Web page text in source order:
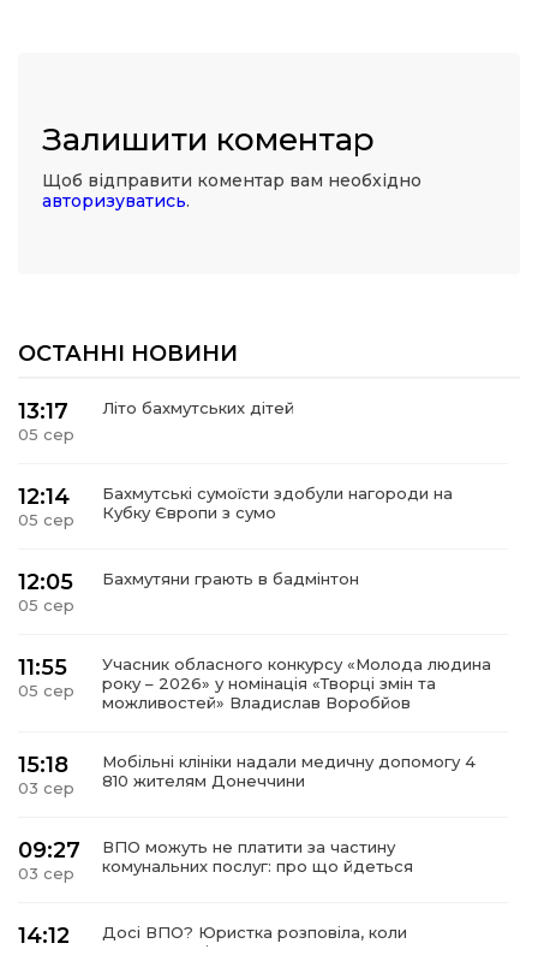
Залишити коментар
Щоб відправити коментар вам необхідно
авторизуватись.
ОСТАННІ НОВИНИ
13:17
05 сер
Літо бахмутських дітей
12:14
05 сер
Бахмутські сумоїсти здобули нагороди на
Кубку Європи з сумо
12:05
05 сер
Бахмутяни грають в бадмінтон
11:55
05 сер
Учасник обласного конкурсу «Молода людина
року – 2026» у номінація «Творці змін та
можливостей» Владислав Воробйов
15:18
03 сер
Мобільні клініки надали медичну допомогу 4
810 жителям Донеччини
09:27
03 сер
ВПО можуть не платити за частину
комунальних послуг: про що йдеться
14:12
Досі ВПО? Юристка розповіла, коли
переселенці втрачають виплати та статус